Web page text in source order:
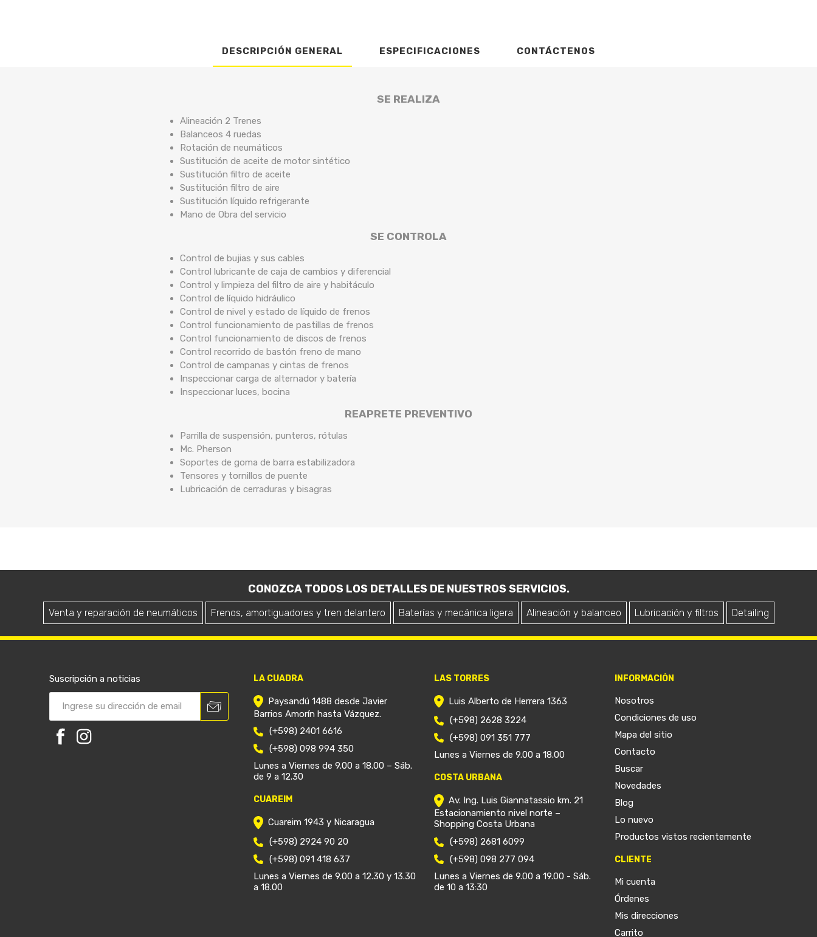
DESCRIPCIÓN GENERAL ESPECIFICACIONES CONTÁCTENOS
SE REALIZA
Alineación 2 Trenes
Balanceos 4 ruedas
Rotación de neumáticos
Sustitución de aceite de motor sintético
Sustitución filtro de aceite
Sustitución filtro de aire
Sustitución líquido refrigerante
Mano de Obra del servicio
SE CONTROLA
Control de bujias y sus cables
Control lubricante de caja de cambios y diferencial
Control y limpieza del filtro de aire y habitáculo
Control de líquido hidráulico
Control de nivel y estado de líquido de frenos
Control funcionamiento de pastillas de frenos
Control funcionamiento de discos de frenos
Control recorrido de bastón freno de mano
Control de campanas y cintas de frenos
Inspeccionar carga de alternador y batería
Inspeccionar luces, bocina
REAPRETE PREVENTIVO
Parrilla de suspensión, punteros, rótulas
Mc. Pherson
Soportes de goma de barra estabilizadora
Tensores y tornillos de puente
Lubricación de cerraduras y bisagras
CONOZCA TODOS LOS DETALLES DE NUESTROS SERVICIOS.
Venta y reparación de neumáticos Frenos, amortiguadores y tren delantero Baterías y mecánica ligera Alineación y balanceo Lubricación y filtros Detailing
Suscripción a noticias LA CUADRA
Paysandú 1488 desde Javier
Barrios Amorín hasta Vázquez.
(+598) 2401 6616
(+598) 098 994 350
Lunes a Viernes de 9.00 a 18.00 – Sáb.
de 9 a 12.30
CUAREIM
Cuareim 1943 y Nicaragua
(+598) 2924 90 20
(+598) 091 418 637
Lunes a Viernes de 9.00 a 12.30 y 13.30
a 18.00
LAS TORRES
Luis Alberto de Herrera 1363
(+598) 2628 3224
(+598) 091 351 777
Lunes a Viernes de 9.00 a 18.00
COSTA URBANA
Av. Ing. Luis Giannatassio km. 21
Estacionamiento nivel norte –
Shopping Costa Urbana
(+598) 2681 6099
(+598) 098 277 094
Lunes a Viernes de 9.00 a 19.00 - Sáb.
de 10 a 13:30
INFORMACIÓN
Nosotros
Condiciones de uso
Mapa del sitio
Contacto
Buscar
Novedades
Blog
Lo nuevo
Productos vistos recientemente
CLIENTE
Mi cuenta
Órdenes
Mis direcciones
Carrito